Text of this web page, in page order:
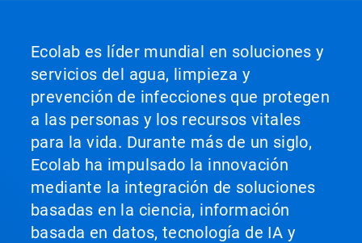
Ecolab es líder mundial en soluciones y
servicios del agua, limpieza y
prevención de infecciones que protegen
a las personas y los recursos vitales
para la vida. Durante más de un siglo,
Ecolab ha impulsado la innovación
mediante la integración de soluciones
basadas en la ciencia, información
basada en datos, tecnología de IA y